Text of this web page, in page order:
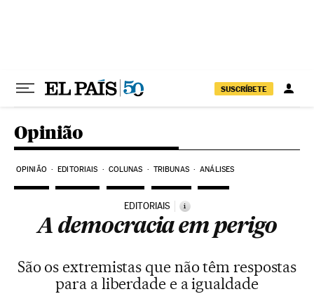
SUSCRÍBETE
Opinião
OPINIÃO EDITORIAIS COLUNAS TRIBUNAS ANÁLISES
EDITORIAIS i
A democracia em perigo
São os extremistas que não têm respostas
para a liberdade e a igualdade